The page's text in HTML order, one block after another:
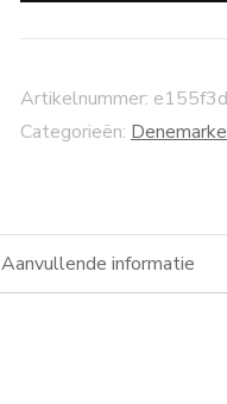
Artikelnummer:
Categorieën:
Aanvullende informatie